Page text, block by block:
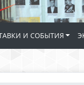
И СОБЫТИЯ